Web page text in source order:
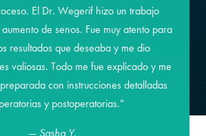
El Dr. Wegerif hizo un trabajo
de senos. Fue muy atento para
resultados que deseaba y me dio
valiosas. Todo me fue explicado y me
con instrucciones detalladas
y postoperatorias.”
— Sasha Y.